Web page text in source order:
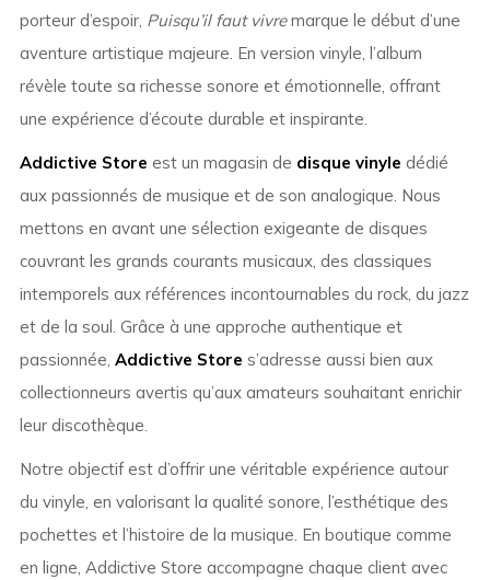
porteur d’espoir, Puisqu’il faut vivremarque le début d’une
aventure artistique majeure. En version vinyle, l’album
révèle toute sa richesse sonore et émotionnelle, offrant
une expérience d’écoute durable et inspirante.
Addictive Store est un magasin de disque vinyle dédié
aux passionnés de musique et de son analogique. Nous
mettons en avant une sélection exigeante de disques
couvrant les grands courants musicaux, des classiques
intemporels aux références incontournables du rock, du jazz
et de la soul. Grâce à une approche authentique et
passionnée, Addictive Store s’adresse aussi bien aux
collectionneurs avertis qu’aux amateurs souhaitant enrichir
leur discothèque.
Notre objectif est d’offrir une véritable expérience autour
du vinyle, en valorisant la qualité sonore, l’esthétique des
pochettes et l’histoire de la musique. En boutique comme
en ligne, Addictive Store accompagne chaque client avec